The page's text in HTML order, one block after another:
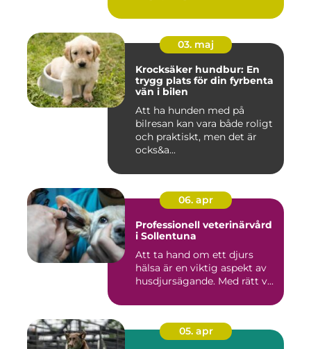
03. maj
Krocksäker hundbur: En
trygg plats för din fyrbenta
vän i bilen
Att ha hunden med på
bilresan kan vara både roligt
och praktiskt, men det är
ocks&a...
06. apr
Professionell veterinärvård
i Sollentuna
Att ta hand om ett djurs
hälsa är en viktig aspekt av
husdjursägande. Med rätt v...
05. apr